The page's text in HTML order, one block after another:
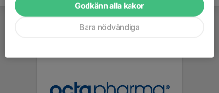
Godkänn alla kakor
Bara nödvändiga